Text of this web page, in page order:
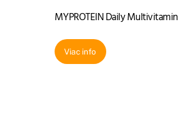
MYPROTEIN Daily Multivitamin
Viac info